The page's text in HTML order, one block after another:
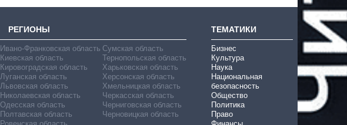
РЕГИОНЫ
Ивано-Франковская область
Киевская область
Кировоградская область
Луганская область
Львовская область
Николаевская область
Одесская область
Полтавская область
Сумская область
Тернопольская область
Харьковская область
Херсонская область
Хмельницкая область
Черкасская область
Черниговская область
Черновицкая область
ТЕМАТИКИ
Бизнес
Культура
Наука
Национальная
безопасность
Общество
Политика
Право